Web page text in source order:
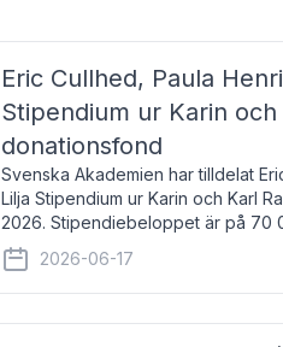
Eric Cullhed, Paula
Stipendium ur Karin
donationsfond
Svenska Akademien har tilldelat
Lilja Stipendium ur Karin och Karl
2026. Stipendiebeloppet är på 70
född 1985, är professor i grekis
2026-06-17